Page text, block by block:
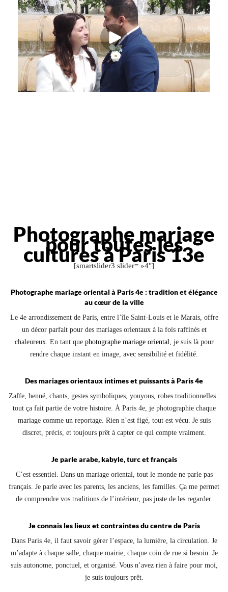
Photographe mariage
pour toutes les
cultures à Paris 13e
[smartslider3 slider= »4″]
Photographe mariage oriental à Paris 4e : tradition et élégance
au cœur de la ville
Le 4e arrondissement de Paris, entre l’île Saint-Louis et le Marais, offre
un décor parfait pour des mariages orientaux à la fois raffinés et
chaleureux. En tant que photographe mariage oriental, je suis là pour
rendre chaque instant en image, avec sensibilité et fidélité.
Des mariages orientaux intimes et puissants à Paris 4e
Zaffe, henné, chants, gestes symboliques, youyous, robes traditionnelles :
tout ça fait partie de votre histoire. À Paris 4e, je photographie chaque
mariage comme un reportage. Rien n’est figé, tout est vécu. Je suis
discret, précis, et toujours prêt à capter ce qui compte vraiment.
Je parle arabe, kabyle, turc et français
C’est essentiel. Dans un mariage oriental, tout le monde ne parle pas
français. Je parle avec les parents, les anciens, les familles. Ça me permet
de comprendre vos traditions de l’intérieur, pas juste de les regarder.
Je connais les lieux et contraintes du centre de Paris
Dans Paris 4e, il faut savoir gérer l’espace, la lumière, la circulation. Je
m’adapte à chaque salle, chaque mairie, chaque coin de rue si besoin. Je
suis autonome, ponctuel, et organisé. Vous n’avez rien à faire pour moi,
je suis toujours prêt.